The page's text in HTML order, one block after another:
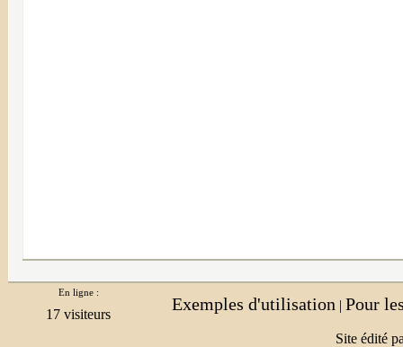
En ligne :
Exemples d'utilisation | Pour
Site édité